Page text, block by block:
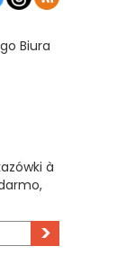
Biura
à
>